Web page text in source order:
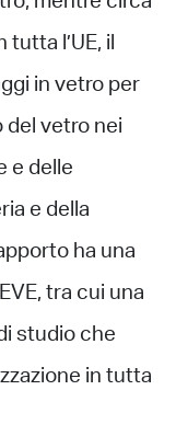
l’UE, il
in vetro per
del vetro nei
e delle
e della
ha una
tra cui una
studio che
in tutta